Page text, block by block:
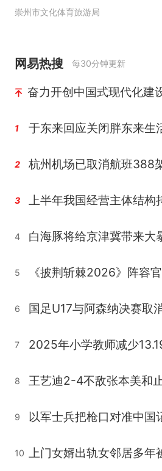
崇州市文化体育旅游局
网易热搜 每30分钟更新
奋力开创中国式现代化建
1
2 杭州机场已取消航班388
3
4 白海豚将给京津冀带来大
5 《披荆斩棘2026》阵容
6
7 2025年小学教师减少
8 王艺迪2-4不敌张本美和
9 以军士兵把枪口对准中国
10